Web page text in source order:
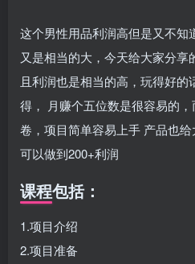
这个男性用品利润高但是又不知
又是相当的大，今天给大家分
且利润也是相当的高，玩得好
得， 月赚个五位数是很容易的
卷，项目简单容易上手 产品也
可以做到200+利润
课程包括：
1.项目介绍
2.项目准备